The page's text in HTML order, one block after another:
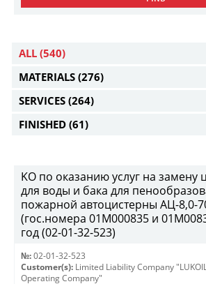
ALL (540)
MATERIALS (276)
SERVICES (264)
FINISHED (61)
KO по оказанию услуг на замену
для воды и бака для
пожарной автоцистерны АЦ-8,0-
(гос.номера 01М000835 и
год (02-01-32-523)
№: 02-01-32-523
Customer(s): Limited Liability Company
Operating Company"